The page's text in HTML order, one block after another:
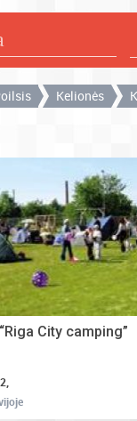
Kelionės
City camping”